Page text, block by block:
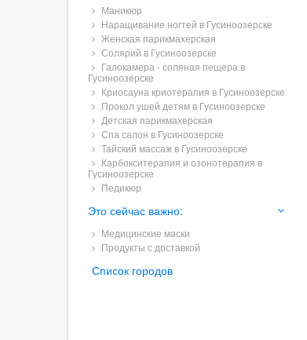
Маникюр
Наращивание ногтей в Гусиноозерске
Женская парикмахерская
Солярий в Гусиноозерске
Галокамера - соляная пещера в
Гусиноозерске
Криосауна криотерапия в Гусиноозерске
Прокол ушей детям в Гусиноозерске
Детская парикмахерская
Спа салон в Гусиноозерске
Тайский массаж в Гусиноозерске
Карбокситерапия и озонотерапия в
Гусиноозерске
Педикюр
Это сейчас важно:
Медицинские маски
Продукты с доставкой
Список городов